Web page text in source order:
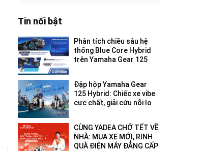
Tin nổi bật
Phân tích chiều sâu hệ
thống Blue Core Hybrid
trên Yamaha Gear 125
Đập hộp Yamaha Gear
125 Hybrid: Chiếc xe vibe
cực chất, giải cứu nỗi lo
CÙNG YADEA CHỞ TẾT VỀ
NHÀ: MUA XE MỚI, RINH
QUÀ ĐIỆN MÁY ĐẲNG CẤP